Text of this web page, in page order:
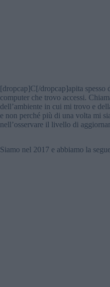
[dropcap]C[/dropcap]apita
computer che trovo accessi.
dell’ambiente in cui mi trovo e
e non perché più di una volta mi
nell’osservare il livello di
Siamo nel 2017 e abbiamo la